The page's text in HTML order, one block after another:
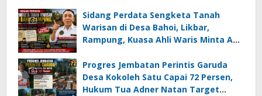
Sidang Perdata Sengketa Tanah
Warisan di Desa Bahoi, Likbar,
Rampung, Kuasa Ahli Waris Minta APH
Korupsi Dandes
Progres Jembatan Perintis Garuda
Desa Kokoleh Satu Capai 72 Persen,
Hukum Tua Adner Natan Target